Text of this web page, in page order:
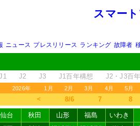
スマー
ニュース プレスリリース ランキング 故障者
J2 J3 J1百年構想 J2・J3百
2026年 1月 2月 3月 4月 5月
＜ 8/6 7 8
仙台 秋田 山形 福島
いわき